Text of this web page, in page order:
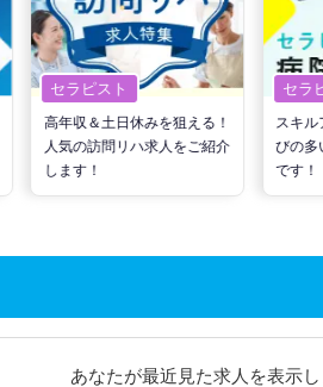
セラピスト
高年収＆土日休みを狙える！
人気の訪問リハ求人をご紹介
します！
セラ
スキル
びの多
です！
あなたが最近見た求人を表示